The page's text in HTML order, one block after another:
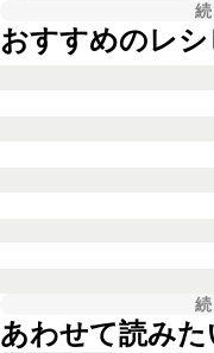
おすすめのレシ
あわせて読みた